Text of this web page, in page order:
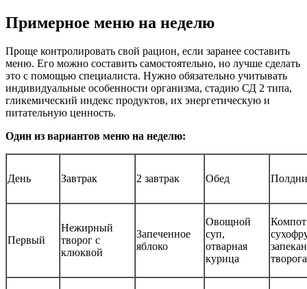
Примерное меню на неделю
Проще контролировать свой рацион, если заранее составить
меню. Его можно составить самостоятельно, но лучше сделать
это с помощью специалиста. Нужно обязательно учитывать
индивидуальные особенности организма, стадию СД 2 типа,
гликемический индекс продуктов, их энергетическую и
питательную ценность.
Один из вариантов меню на неделю:
День Завтрак 2 завтрак Обед
Первый
Нежирный
творог с
клюквой
Запеченное
яблоко
Овощной
суп,
отварная
курица
творога